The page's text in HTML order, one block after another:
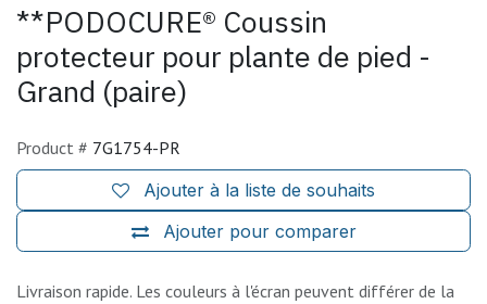
**PODOCURE® Coussin
protecteur pour plante de pied -
Grand (paire)
Product # 7G1754-PR
Ajouter pour comparer
Ajouter à la liste de souhaits
Livraison rapide. Les couleurs à l'écran peuvent différer de la